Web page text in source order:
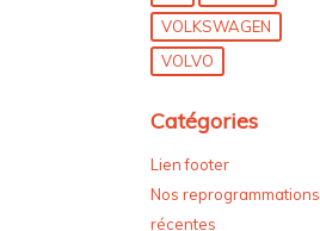
VOLKSWAGEN
VOLVO
Catégories
Lien footer
Nos reprogrammations
récentes